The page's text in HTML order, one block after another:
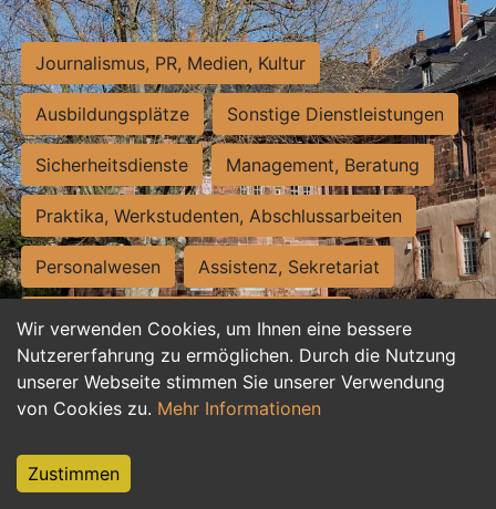
Wir verwenden Cookies, um Ihnen eine bessere
Nutzererfahrung zu ermöglichen. Durch die Nutzung
unserer Webseite stimmen Sie unserer Verwendung
von Cookies zu. Mehr Informationen
Zustimmen
Journalismus, PR, Medien, Kultur
Ausbildungsplätze Sonstige Dienstleistungen
Sicherheitsdienste Management, Beratung
Praktika, Werkstudenten, Abschlussarbeiten
Personalwesen Assistenz, Sekretariat
Hilfskräfte, Aushilfs- und Nebenjobs
Einkauf, Logistik, Materialwirtschaft
Weiterbildung, Studium, duale Ausbildung
Tourismus